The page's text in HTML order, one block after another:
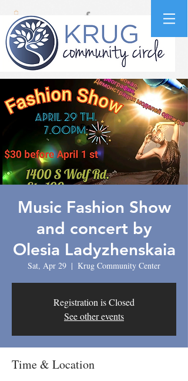
Music Fashion Show
and concert by
Olesia Ladyzhenskaia
Sat, Apr 29
  |
Krug Community Center
Registration is Closed
See other events
Time & Location